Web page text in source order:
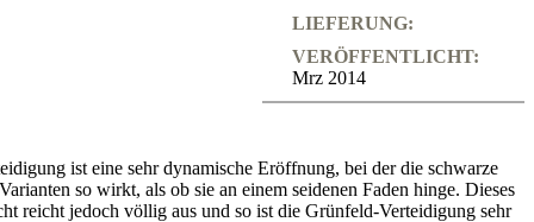
LIEFERUNG:
VERÖFFENTLICHT:
Mrz 2014
ist eine sehr dynamische Eröffnung, bei der die schwarze
so wirkt, als ob sie an einem seidenen Faden hinge. Dieses
reicht jedoch völlig aus und so ist die Grünfeld-Verteidigung sehr